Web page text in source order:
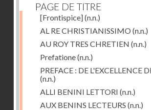
PAGE DE TITRE
[Frontispice](n.n.)
AL RE CHRISTIANISSIMO (n.n.)
AU ROY TRES CHRETIEN (n.n.)
Prefatione(n.n.)
PREFACE : DE L'EXCELLENCE
(n.n.)
ALLI BENINI LETTORI (n.n.)
AUX BENINS LECTEURS (n.n.)